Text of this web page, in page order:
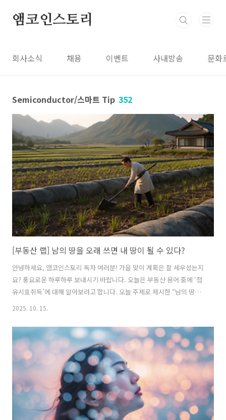
앰코인스토리
회사소식 채용 이벤트 사내방송 문화
Semiconductor/스마트 Tip 352
[부동산 랩] 남의 땅을 오래 쓰면 내 땅이 될 수 있다?
안녕하세요, 앰코인스토리 독자 여러분! 가을 맞이 계획은 잘 세우셨는지
요? 풍요로운 하루하루 보내시기 바랍니다. 오늘은 부동산 용어 중에 ‘점
유시효취득’에 대해 알아보려고 합니다. 오늘 주제로 제시한 “남의 땅을
오래 쓰면 내 땅이 될 수 있다?”는 사실입니다. 대한민국 민법 제245조에
는 무시무시한 조항입니다. 가끔 뉴스를 보면 점유시효취득에 대한 소송
에 관련된 내용을 볼 수 있는데요, 과연 어떤 내용으로 서로 다툼이 있는
건지, 법률적으로는 어떤 내용인지, 하나씩 살펴보도록 하겠습니다. 점
유시효취득, 부동산 법의 숨은 규칙만약 내가 20년 넘게 농사 지은 밭이
있다고 할 때, 법적으로 내 땅이 될 수 있을까요? 실제 법적으로 내 땅..
2025. 10. 15.